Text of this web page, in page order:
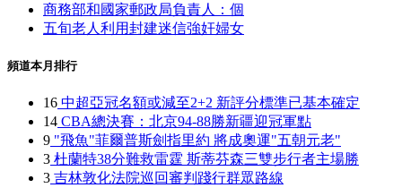
商務部和國家郵政局負責人：個
五旬老人利用封建迷信強奸婦女
頻道本月排行
16 中超亞冠名額或減至2+2 新評分標準已基本確定
14 CBA總決賽：北京94-88勝新疆迎冠軍點
9 "飛魚"菲爾普斯劍指里約 將成奧運"五朝元老"
3 杜蘭特38分難救雷霆 斯蒂芬森三雙步行者主場勝
3 吉林敦化法院巡回審判踐行群眾路線